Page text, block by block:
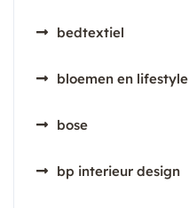
bedtextiel
bloemen en lifestyle
bose
bp interieur design